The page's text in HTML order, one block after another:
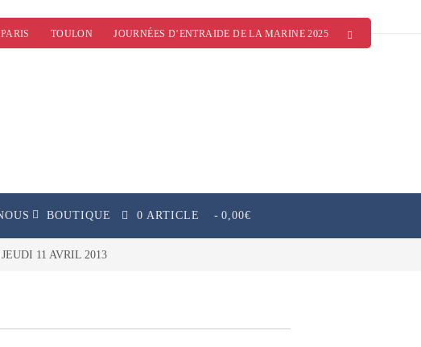
PARIS TOULON JOURNÉES D’ENTRAIDE DE LA MARINE 2025
BOUTIQUE 0 ARTICLE 0,00€
11 AVRIL 2013